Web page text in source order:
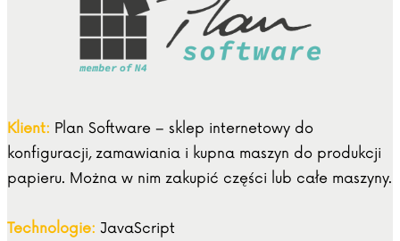
Klient: Plan Software – sklep internetowy do
konfiguracji, zamawiania i kupna maszyn do produkcji
papieru. Można w nim zakupić części lub całe maszyny.
Technologie: JavaScript